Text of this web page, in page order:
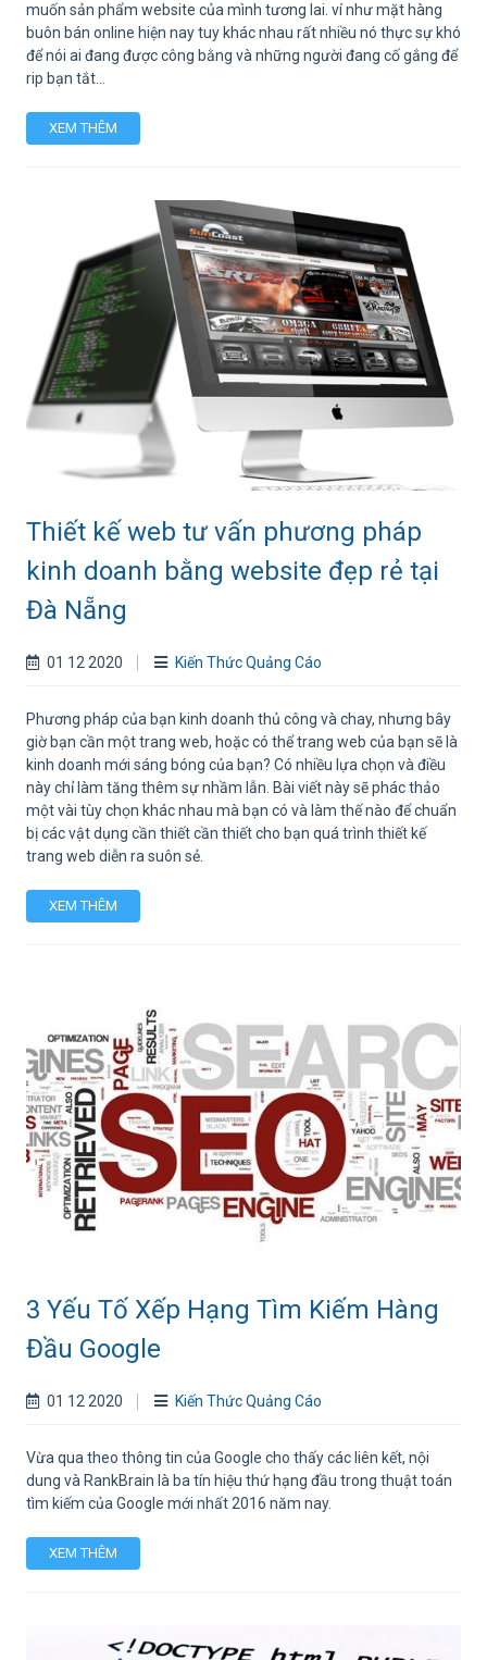
muốn sản phẩm website của mình tương lai. ví như mặt hàng
buôn bán online hiện nay tuy khác nhau rất nhiều nó thực sự khó
để nói ai đang được công bằng và những người đang cố gắng để
rip bạn tắt...
XEM THÊM
Thiết kế web tư vấn phương pháp
kinh doanh bằng website đẹp rẻ tại
Đà Nẵng
01 12 2020 Kiến Thức Quảng Cáo
Phương pháp của bạn kinh doanh thủ công và chay, nhưng bây
giờ bạn cần một trang web, hoặc có thể trang web của bạn sẽ là
kinh doanh mới sáng bóng của bạn? Có nhiều lựa chọn và điều
này chỉ làm tăng thêm sự nhầm lẫn. Bài viết này sẽ phác thảo
một vài tùy chọn khác nhau mà bạn có và làm thế nào để chuẩn
bị các vật dụng cần thiết cần thiết cho bạn quá trình thiết kế
trang web diễn ra suôn sẻ.
XEM THÊM
3 Yếu Tố Xếp Hạng Tìm Kiếm Hàng
Đầu Google
01 12 2020 Kiến Thức Quảng Cáo
Vừa qua theo thông tin của Google cho thấy các liên kết, nội
dung và RankBrain là ba tín hiệu thứ hạng đầu trong thuật toán
tìm kiếm của Google mới nhất 2016 năm nay.
XEM THÊM